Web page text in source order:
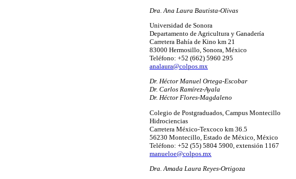
Dra. Ana Laura Bautista-Olivas
Universidad de Sonora
Departamento de Agricultura y Ganadería
Carretera Bahía de Kino km 21
83000 Hermosillo, Sonora, México
Teléfono: +52 (662) 5960 295
analaura@colpos.mx
Dr. Héctor Manuel Ortega-Escobar
Dr. Carlos Ramírez-Ayala
Dr. Héctor Flores-Magdaleno
Colegio de Postgraduados, Campus Montecillo
Hidrociencias
Carretera México-Texcoco km 36.5
56230 Montecillo, Estado de México, México
Teléfono: +52 (55) 5804 5900, extensión 1167
manueloe@colpos.mx
Dra. Amada Laura Reyes-Ortigoza